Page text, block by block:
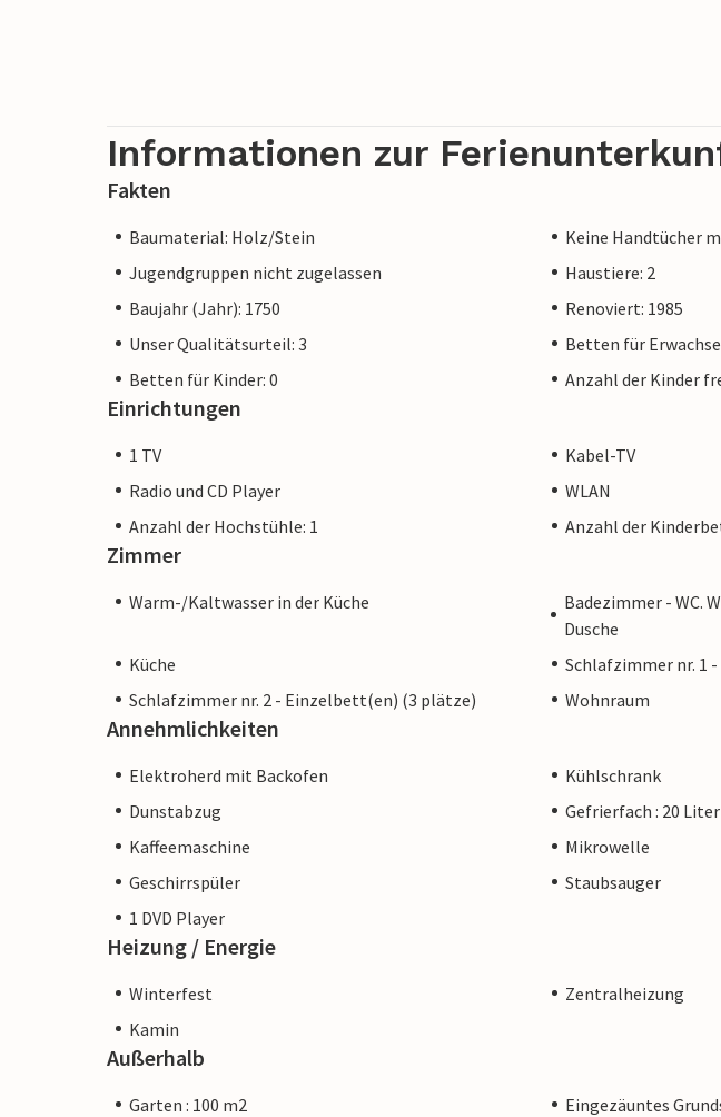
Informationen zur
Fakten
Baumaterial: Holz/Stein
Keine Handtücher
Jugendgruppen nicht zugelassen
Haustiere: 2
Baujahr (Jahr): 1750
Renoviert: 1985
Unser Qualitätsurteil: 3
Betten für
Betten für Kinder: 0
Anzahl der Kinder
Einrichtungen
1 TV
Kabel-TV
Radio und CD Player
WLAN
Anzahl der Hochstühle: 1
Anzahl der
Zimmer
Warm-/Kaltwasser in der Küche
Badezimmer - WC.
Dusche
Küche
Schlafzimmer nr. 1
Schlafzimmer nr. 2 - Einzelbett(en) (3 plätze)
Wohnraum
Annehmlichkeiten
Elektroherd mit Backofen
Kühlschrank
Dunstabzug
Gefrierfach : 20 Liter
Kaffeemaschine
Mikrowelle
Geschirrspüler
Staubsauger
1 DVD Player
Heizung / Energie
Winterfest
Zentralheizung
Kamin
Außerhalb
Garten : 100 m2
Eingezäuntes